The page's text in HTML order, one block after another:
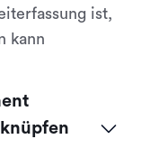
ist,
kann